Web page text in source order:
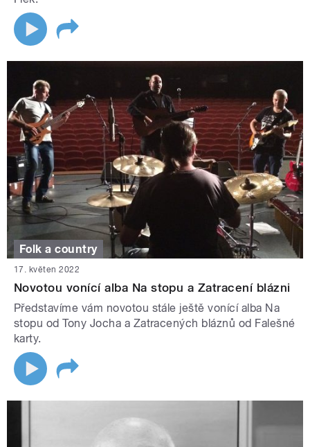
Folk a country
17. květen 2022
Novotou vonící alba Na stopu a Zatracení blázni
Představíme vám novotou stále ještě vonící alba Na
stopu od Tony Jocha a Zatracených bláznů od Falešné
karty.